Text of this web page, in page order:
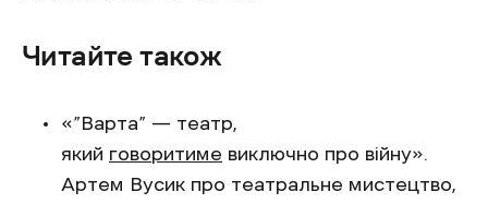
Читайте також
«”Варта” — театр,
який говоритиме виключно про війну».
Артем Вусик про театральне мистецтво,